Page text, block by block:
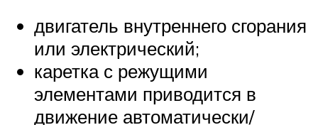
двигатель внутреннего сгорания
или электрический;
каретка с режущими
элементами приводится в
движение автоматически/